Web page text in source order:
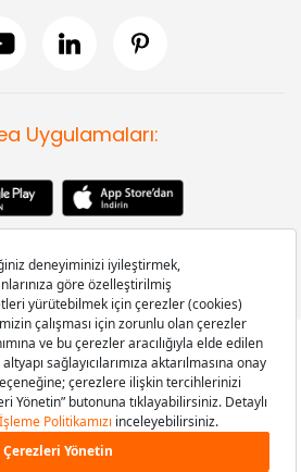
Uygulamaları:
Evidea.com | Tüm hakları saklıdır.